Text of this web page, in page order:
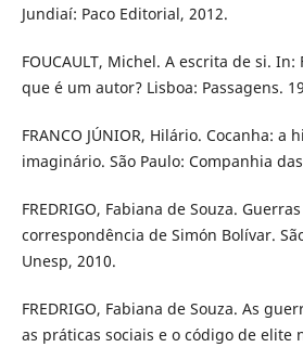
Jundiaí: Paco Editorial, 2012.
FOUCAULT, Michel. A escrita de si. In:
que é um autor? Lisboa: Passagens.
FRANCO JÚNIOR, Hilário. Cocanha: a
imaginário. São Paulo: Companhia
FREDRIGO, Fabiana de Souza.
correspondência de Simón Bolívar.
Unesp, 2010.
FREDRIGO, Fabiana de Souza. As
as práticas sociais e o código de elite